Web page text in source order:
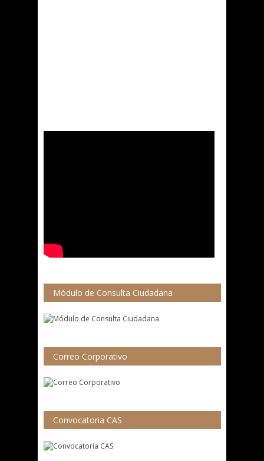
Módulo de Consulta Ciudadana
Correo Corporativo
Convocatoria CAS